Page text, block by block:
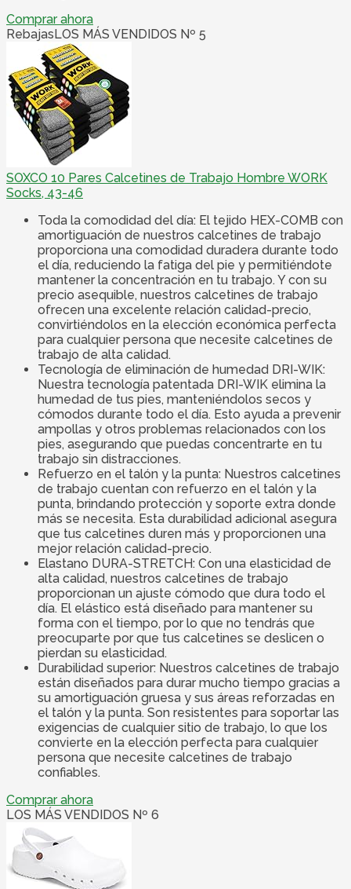
Comprar ahora
RebajasLOS MÁS VENDIDOS Nº 5
SOXCO 10 Pares Calcetines de Trabajo Hombre WORK
Socks, 43-46
Toda la comodidad del día: El tejido HEX-COMB con
amortiguación de nuestros calcetines de trabajo
proporciona una comodidad duradera durante todo
el día, reduciendo la fatiga del pie y permitiéndote
mantener la concentración en tu trabajo. Y con su
precio asequible, nuestros calcetines de trabajo
ofrecen una excelente relación calidad-precio,
convirtiéndolos en la elección económica perfecta
para cualquier persona que necesite calcetines de
trabajo de alta calidad.
Tecnología de eliminación de humedad DRI-WIK:
Nuestra tecnología patentada DRI-WIK elimina la
humedad de tus pies, manteniéndolos secos y
cómodos durante todo el día. Esto ayuda a prevenir
ampollas y otros problemas relacionados con los
pies, asegurando que puedas concentrarte en tu
trabajo sin distracciones.
Refuerzo en el talón y la punta: Nuestros calcetines
de trabajo cuentan con refuerzo en el talón y la
punta, brindando protección y soporte extra donde
más se necesita. Esta durabilidad adicional asegura
que tus calcetines duren más y proporcionen una
mejor relación calidad-precio.
Elastano DURA-STRETCH: Con una elasticidad de
alta calidad, nuestros calcetines de trabajo
proporcionan un ajuste cómodo que dura todo el
día. El elástico está diseñado para mantener su
forma con el tiempo, por lo que no tendrás que
preocuparte por que tus calcetines se deslicen o
pierdan su elasticidad.
Durabilidad superior: Nuestros calcetines de trabajo
están diseñados para durar mucho tiempo gracias a
su amortiguación gruesa y sus áreas reforzadas en
el talón y la punta. Son resistentes para soportar las
exigencias de cualquier sitio de trabajo, lo que los
convierte en la elección perfecta para cualquier
persona que necesite calcetines de trabajo
confiables.
Comprar ahora
LOS MÁS VENDIDOS Nº 6